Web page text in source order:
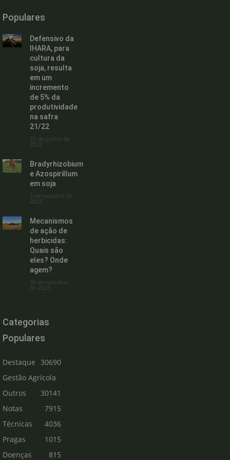
Populares
Defensivo da
IHARA, para
cultura da
soja, resulta
em um
incremento
de 5% da
produtividade
na safra
21/22
22 de junho de
2022
Bradyrhizobium
e Azospirillum
em soja
3 de outubro de
2023
Mecanismos
de ação de
herbicidas:
Quais são
eles? Onde
agem?
30 de outubro
de 2023
Categorias
Populares
Destaque
30690
Gestão Agrícola
30141
Outros
7915
Notas
Técnicas
4036
Pragas
1015
Doenças
815